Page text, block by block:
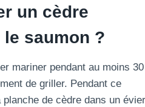
un cèdre
le saumon ?
mariner pendant au moins 30
de griller. Pendant ce
de cèdre dans un évier